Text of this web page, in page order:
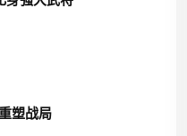
塑战局